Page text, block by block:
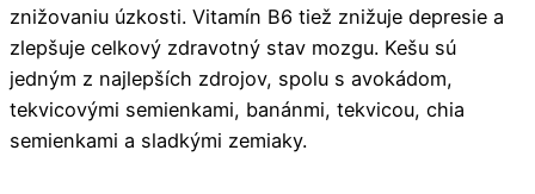
znižovaniu úzkosti. Vitamín B6 tiež znižuje depresie a
zlepšuje celkový zdravotný stav mozgu. Kešu sú
jedným z najlepších zdrojov, spolu s avokádom,
tekvicovými semienkami, banánmi, tekvicou, chia
semienkami a sladkými zemiaky.